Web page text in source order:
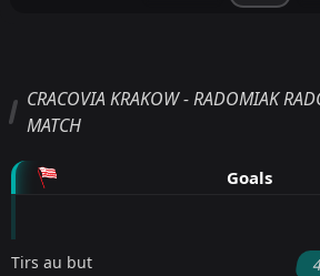
CRACOVIA KRAKOW - RADOMIAK
MATCH
Goals
Tirs au but